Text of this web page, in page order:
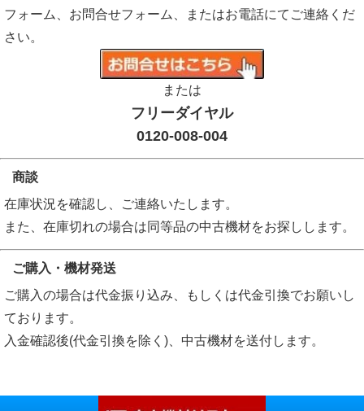
フォーム、お問合せフォーム、またはお電話にてご連絡くだ
さい。
または
フリーダイヤル
0120-008-004
商談
在庫状況を確認し、ご連絡いたします。
また、在庫切れの場合は同等品の中古機材をお探しします。
ご購入・機材発送
ご購入の場合は代金振り込み、もしくは代金引換でお願いし
ております。
入金確認後(代金引換を除く)、中古機材を送付します。